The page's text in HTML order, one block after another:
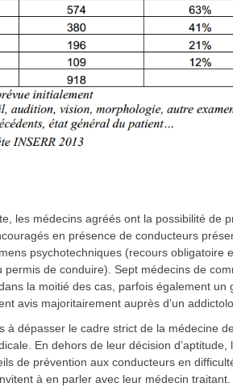
les médecins agréés ont la possibilité de
en présence de conducteurs
psychotechniques (recours obligatoire
permis de conduire). Sept médecins de
la moitié des cas, parfois également un
avis majoritairement auprès d’un
dépasser le cadre strict de la médecine
En dehors de leur décision d’aptitude,
de prévention aux conducteurs en
à en parler avec leur médecin traitant.